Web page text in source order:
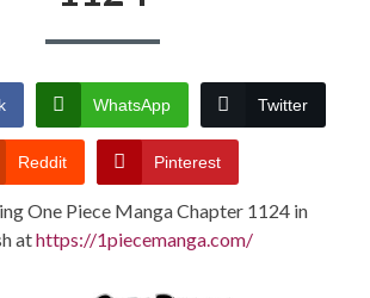
WhatsApp Twitter
Reddit Pinterest
One Piece Manga Chapter 1124 in
athttps://1piecemanga.com/